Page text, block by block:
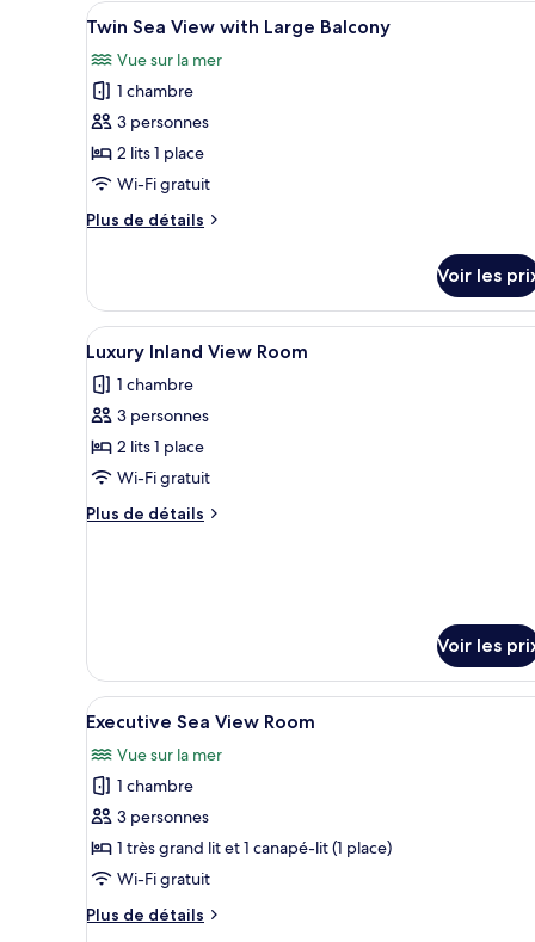
chambre
Twin
Inland
View
Afficher
toutes
les
photos
pour
ce
type
chambre :
View
with
Large
Balcony
Une chambre d’hôtel dotée
3
Twin Sea View with Large Balcony
Vue sur la mer
1 chambre
3 personnes
2 lits 1 place
Wi-Fi gratuit
Plus de détails
Plus
le
type
de
chambre
Twin
Sea
with
Large
Voir les
Afficher
toutes
les
photos
pour
ce
type
de
Room
Une chambre d’hôtel
3
Luxury Inland View Room
1 chambre
3 personnes
2 lits 1 place
Wi-Fi gratuit
Plus de détails
Plus
chambre
Luxury
Inland
View
Room
Voir les
Afficher
toutes
les
photos
pour
ce
type
chambre :
Une chambre d’hôtel avec
1
Executive Sea View Room
Vue sur la mer
1 chambre
3 personnes
1 très grand lit et 1 canapé-lit (1 place)
Wi-Fi gratuit
Plus de détails
Plus